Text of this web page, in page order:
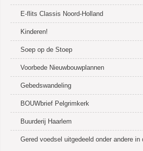
E-flits Classis Noord-Holland
Kinderen!
Soep op de Stoep
Voorbede Nieuwbouwplannen
Gebedswandeling
BOUWbrief Pelgrimkerk
Buurderij Haarlem
Gered voedsel uitgedeeld onder andere in